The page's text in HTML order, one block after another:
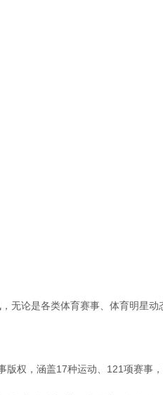
无论是各类体育赛事、体育明星
权，涵盖17种运动、121项赛事，